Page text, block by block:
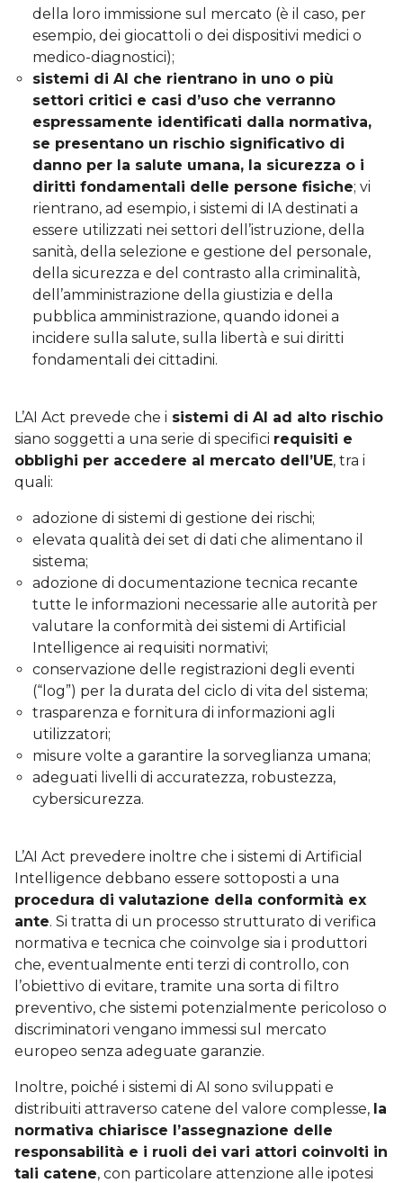
della loro immissione sul mercato (è il caso, per
esempio, dei giocattoli o dei dispositivi medici o
medico-diagnostici);
sistemi di AI che rientrano in uno o più
settori critici e casi d’uso che verranno
espressamente identificati dalla normativa,
se presentano un rischio significativo di
danno per la salute umana, la sicurezza o i
diritti fondamentali delle persone fisiche; vi
rientrano, ad esempio, i sistemi di IA destinati a
essere utilizzati nei settori dell’istruzione, della
sanità, della selezione e gestione del personale,
della sicurezza e del contrasto alla criminalità,
dell’amministrazione della giustizia e della
pubblica amministrazione, quando idonei a
incidere sulla salute, sulla libertà e sui diritti
fondamentali dei cittadini.
L’AI Act prevede che i sistemi di AI ad alto rischio
siano soggetti a una serie di specifici requisiti e
obblighi per accedere al mercato dell’UE, tra i
quali:
adozione di sistemi di gestione dei rischi;
elevata qualità dei set di dati che alimentano il
sistema;
adozione di documentazione tecnica recante
tutte le informazioni necessarie alle autorità per
valutare la conformità dei sistemi di Artificial
Intelligence ai requisiti normativi;
conservazione delle registrazioni degli eventi
(“log”) per la durata del ciclo di vita del sistema;
trasparenza e fornitura di informazioni agli
utilizzatori;
misure volte a garantire la sorveglianza umana;
adeguati livelli di accuratezza, robustezza,
cybersicurezza.
L’AI Act prevedere inoltre che i sistemi di Artificial
Intelligence debbano essere sottoposti a una
procedura di valutazione della conformità ex
ante. Si tratta di un processo strutturato di verifica
normativa e tecnica che coinvolge sia i produttori
che, eventualmente enti terzi di controllo, con
l’obiettivo di evitare, tramite una sorta di filtro
preventivo, che sistemi potenzialmente pericoloso o
discriminatori vengano immessi sul mercato
europeo senza adeguate garanzie.
Inoltre, poiché i sistemi di AI sono sviluppati e
distribuiti attraverso catene del valore complesse, la
normativa chiarisce l’assegnazione delle
responsabilità e i ruoli dei vari attori coinvolti in
tali catene, con particolare attenzione alle ipotesi